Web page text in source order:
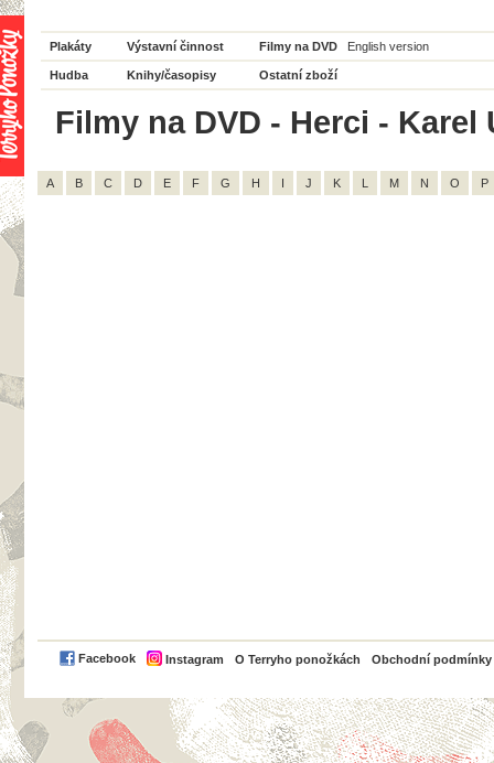
Plakáty Výstavní činnost Filmy na DVD English version
Hudba Knihy/časopisy Ostatní zboží
Filmy na DVD - Herci - Karel
A B C D E F G H I J K L M N O P
Facebook Instagram O Terryho ponožkách Obchodní podmínky
PayPal